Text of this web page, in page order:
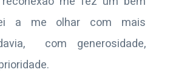
a me olhar com mais
com generosidade,